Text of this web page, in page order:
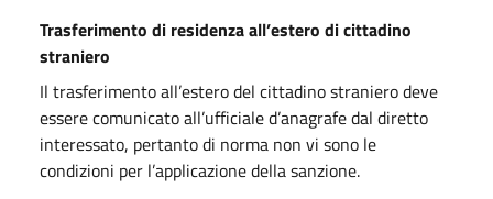
Trasferimento di residenza all’estero di cittadino
straniero
Il trasferimento all’estero del cittadino straniero deve
essere comunicato all’ufficiale d’anagrafe dal diretto
interessato, pertanto di norma non vi sono le
condizioni per l’applicazione della sanzione.